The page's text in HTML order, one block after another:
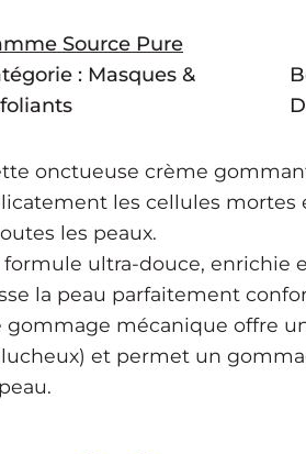
Source Pure
: Masques &
onctueuse crème
les cellules mortes
les peaux.
formule ultra-douce, enrichie
la peau parfaitement
gommage mécanique offre
et permet un